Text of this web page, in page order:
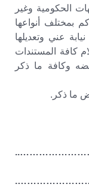
الحكومية وغير
بمختلف أنواعها
عني وتعديلها
كافة المستندات
وكافة ما ذكر
ما ذكر.
……………………..
…………………….